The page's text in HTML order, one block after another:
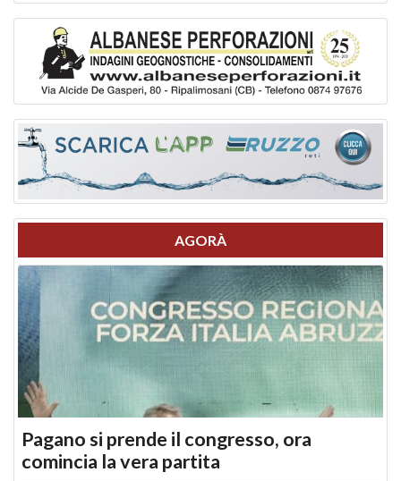
AGORÀ
Pagano si prende il congresso, ora
comincia la vera partita